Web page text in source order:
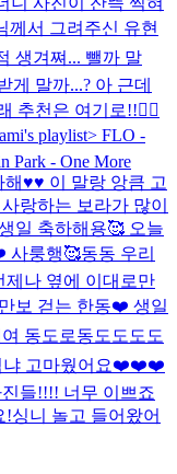
께서 그려주신 유현
생겨쪄... 뺄까 말
게 말까...? 아 근데
추천은 여기로!!🙋‍♀️
playlist> FLO -
Park - One More
해♥️♥️ 이 말랑 앙큼 고
랑하는 보라가 많이
일 축하해용🥰 오늘
사룽행🥰동동 우리
제나 옆에 이대로만
보 걷는 한동❤️ 생일
동도로동도도도도
냐 고마웠어요❤️❤️❤️
들!!!! 너무 이쁘죠
!싱니 놀고 들어왔어